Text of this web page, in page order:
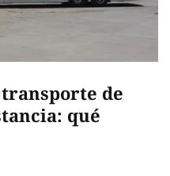
de
qué